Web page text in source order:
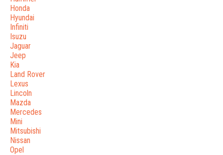
Honda
Hyundai
Infiniti
Isuzu
Jaguar
Jeep
Kia
Land Rover
Lexus
Lincoln
Mazda
Mercedes
Mini
Mitsubishi
Nissan
Opel